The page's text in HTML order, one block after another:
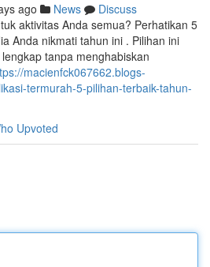
ago News
Discuss
aktivitas Anda semua? Perhatikan 5
Anda nikmati tahun ini . Pilihan ini
tanpa menghabiskan
macienfck067662.blogs-
termurah-5-pilihan-terbaik-tahun-
Upvoted